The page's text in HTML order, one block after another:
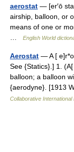
aerostat — [er′ō
airship, balloon, or
means of one or
English World
Aerostat — A [
See {Statics}.] 1.
balloon; a balloon
{aerodyne}. [1913
Collaborative